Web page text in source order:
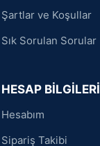
Şartlar ve Koşullar
Sık Sorulan Sorular
HESAP BİLGİLERİ
Hesabım
Sipariş Takibi